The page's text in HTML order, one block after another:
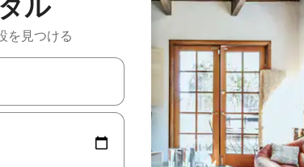
ル
を見つける
の矢印キーを使って移動するか、画面をタッチまたはス